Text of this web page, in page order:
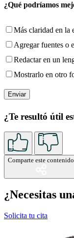
¿Qué podríamos
Más claridad en la
Agregar fuentes o
Redactar en un
Mostrarlo en otro
¿Te resultó útil
Comparte este contenido
¿Necesitas
Solicita tu cita